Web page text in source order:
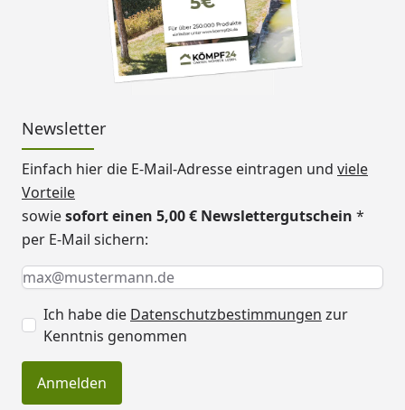
Newsletter
Einfach hier die E-Mail-Adresse eintragen und viele
Vorteile
sowiesofort einen 5,00 € Newslettergutschein *
per E-Mail sichern:
Keine Eingabe erforderlich
Eingabe erforderlich
E-Mail *
Ich habe die Datenschutzbestimmungen zur
Kenntnis genommen
Anmelden